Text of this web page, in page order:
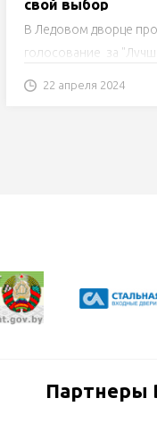
свой выбор
В Ледовом дворце
голосование за
22 апреля 2024
Партнеры